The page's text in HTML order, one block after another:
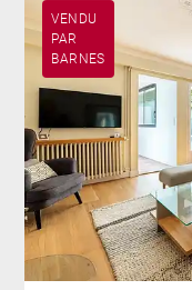
VENDU
PAR
BARNES